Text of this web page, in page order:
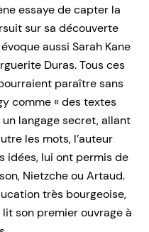
essaye de capter la
sur sa découverte
aussi Sarah Kane
Duras. Tous ces
paraître sans
comme « des textes
langage secret, allant
les mots, l’auteur
idées, lui ont permis de
Nietzche ou Artaud.
très bourgeoise,
son premier ouvrage à